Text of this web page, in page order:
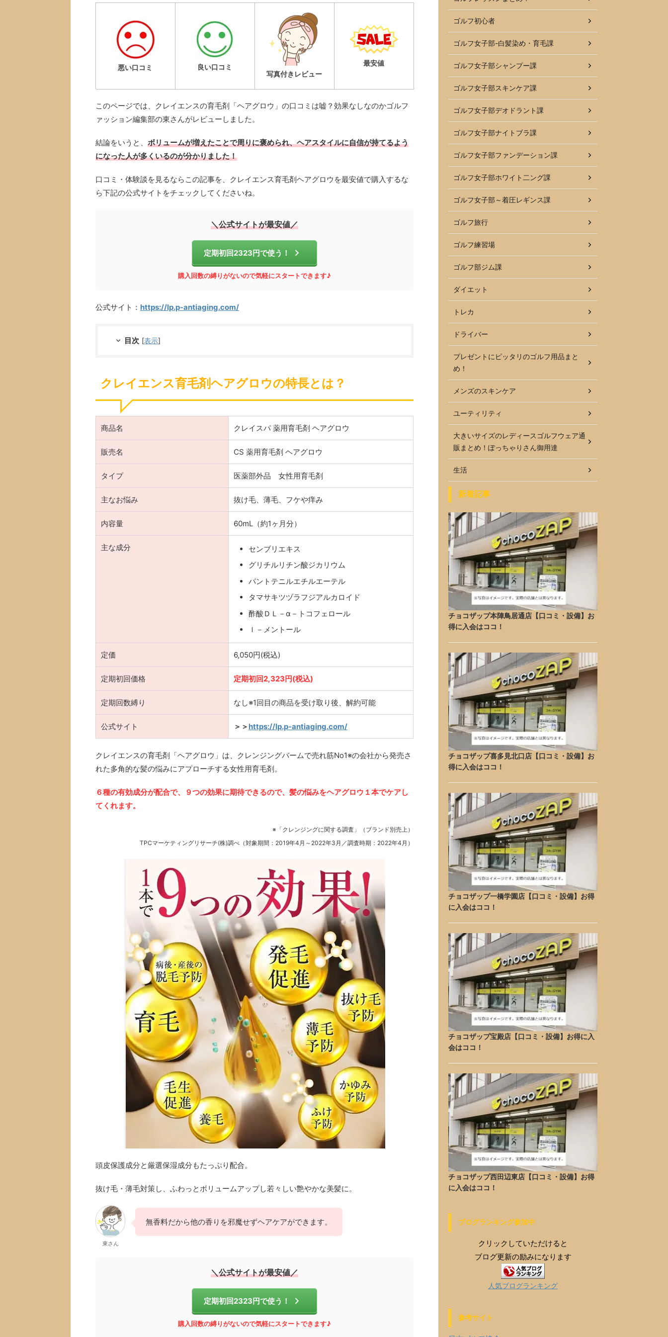
悪い口コミ
良い口コミ
写真付きレビュー
最安値
このページでは、クレイエンスの育毛剤「ヘアグロウ」の口コミは嘘？効果なしなのかゴルフ
ァッション編集部の東さんがレビューしました。
結論をいうと、 ボリュームが増えたことで周りに褒められ、ヘアスタイルに自信が持てるよう
になった人が多くいるのが分かりました！
口コミ・体験談を見るならこの記事を、クレイエンス育毛剤ヘアグロウを最安値で購入するな
ら下記の公式サイトをチェックしてくださいね。
＼公式サイトが最安値／
定期初回2323円で使う！
購入回数の縛りがないので気軽にスタートできます♪
公式サイト： https://lp.p-antiaging.com/
目次 [表示]
クレイエンス育毛剤ヘアグロウの特長とは？
商品名 クレイスパ 薬用育毛剤 ヘアグロウ
販売名 CS 薬用育毛剤 ヘアグロウ
タイプ 医薬部外品 女性用育毛剤
主なお悩み 抜け毛、薄毛、フケや痒み
内容量 60mL（約1ヶ月分）
主な成分
センブリエキス
グリチルリチン酸ジカリウム
パントテニルエチルエーテル
タマサキツヅラフジアルカロイド
酢酸ＤＬ－α－トコフェロール
ｌ－メントール
定価 6,050円(税込)
定期初回価格 定期初回2,323円(税込)
定期回数縛り なし※1回目の商品を受け取り後、解約可能
公式サイト ＞＞ https://lp.p-antiaging.com/
クレイエンスの育毛剤「ヘアグロウ」は、クレンジングバームで売れ筋No1※の会社から発売さ
れた多角的な髪の悩みにアプローチする女性用育毛剤。
６種の有効成分が配合で、９つの効果に期待できるので、髪の悩みをヘアグロウ１本でケアし
てくれます。
※「クレンジングに関する調査」（ブランド別売上）
TPCマーケティングリサーチ(株)調べ（対象期間：2019年4月～2022年3月／調査時期：2022年4月）
頭皮保護成分と厳選保湿成分もたっぷり配合。
抜け毛・薄毛対策し、ふわっとボリュームアップし若々しい艶やかな美髪に。
東さん
無香料だから他の香りを邪魔せずヘアケアができます。
＼公式サイトが最安値／
定期初回2323円で使う！
購入回数の縛りがないので気軽にスタートできます♪
ゴルフ初心者
ゴルフ女子部-白髪染め・育毛課
ゴルフ女子部シャンプー課
ゴルフ女子部スキンケア課
ゴルフ女子部デオドラント課
ゴルフ女子部ナイトブラ課
ゴルフ女子部ファンデーション課
ゴルフ女子部ホワイト二ング課
ゴルフ女子部～着圧レギンス課
ゴルフ旅行
ゴルフ練習場
ゴルフ部ジム課
ダイエット
トレカ
ドライバー
プレゼントにピッタリのゴルフ用品まと
め！
メンズのスキンケア
ユーティリティ
大きいサイズのレディースゴルフウェア通
販まとめ！ぽっちゃりさん御用達
生活
新着記事
チョコザップ本陣鳥居通店【口コミ・設備】お
得に入会はココ！
チョコザップ喜多見北口店【口コミ・設備】お
得に入会はココ！
チョコザップ一橋学園店【口コミ・設備】お得
に入会はココ！
チョコザップ宝殿店【口コミ・設備】お得に入
会はココ！
チョコザップ西田辺東店【口コミ・設備】お得
に入会はココ！
ブログランキング参加中
クリックしていただけると
ブログ更新の励みになります
人気ブログランキング
参考サイト